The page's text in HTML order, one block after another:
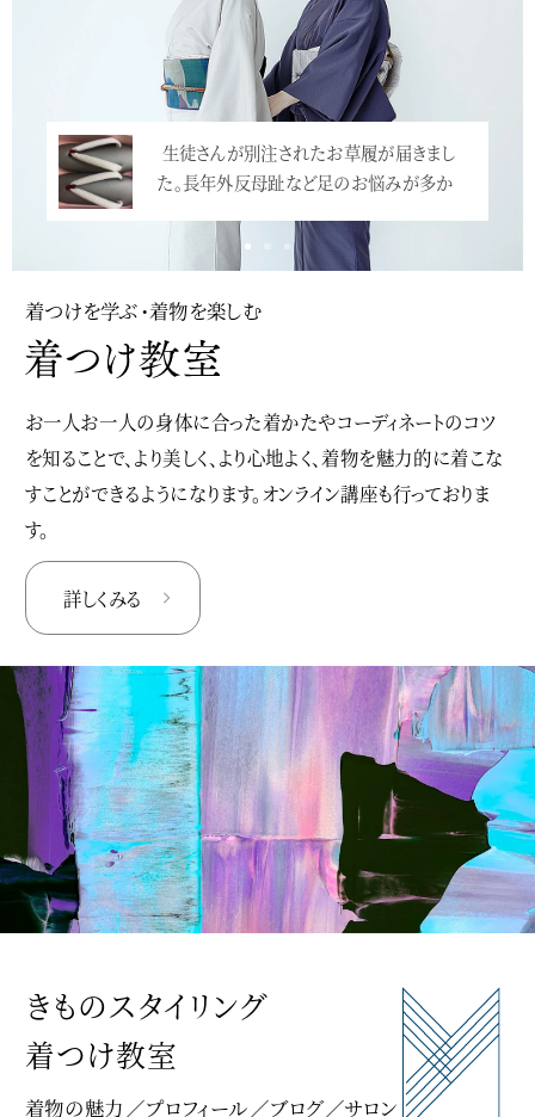
着つけを学ぶ・着物を楽しむ
お一人お一人の身体に合った着かたやコーディネートのコツ
を知ることで、より美しく、より心地よく、着物を魅力的に着こな
すことができるようになります。オンライン講座も行っておりま
す。
詳しくみる
小学校の卒業式での袴、増えていますね。震
災直後にとても流行ったのですが、映画「…
きものスタイリング
着つけ教室
着物の魅力 プロフィール ブログ サロン